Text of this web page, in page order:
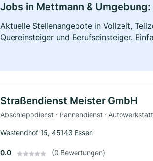
Jobs in Mettmann &
Aktuelle Stellenangebote in Vollzeit,
Quereinsteiger und Berufseinsteiger.
Straßendienst Meister GmbH
Abschleppdienst · Pannendienst ·
Westendhof 15, 45143 Essen
0.0 (0 Bewertungen)